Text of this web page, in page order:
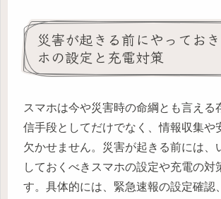
災害が起きる前にやってお
ホの設定と充電対策
スマホは今や災害時の命綱とも言える
信手段としてだけでなく、情報収集や
欠かせません。災害が起きる前には、
しておくべきスマホの設定や充電の対
す。具体的には、緊急速報の設定確認